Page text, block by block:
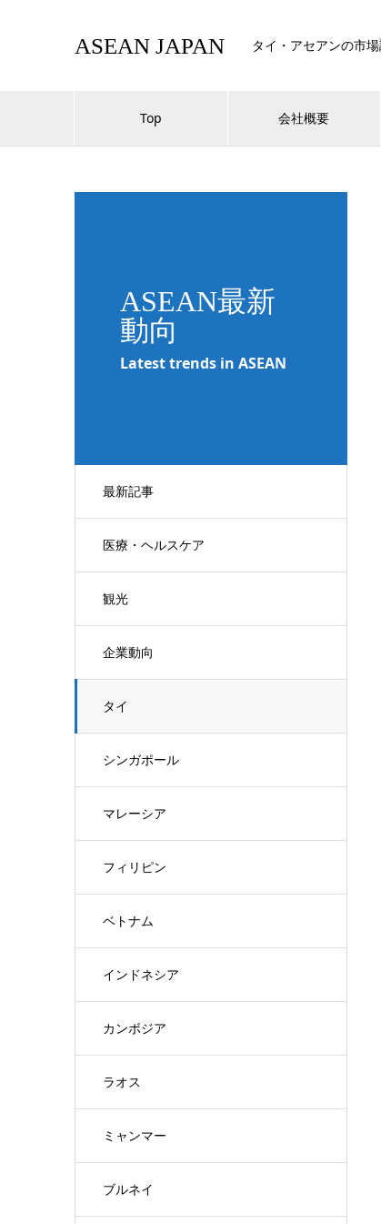
ASEAN JAPAN タイ・アセアンの市
Top 会社概要
ASEAN最新
動向
Latest trends in ASEAN
最新記事
医療・ヘルスケア
観光
企業動向
タイ
シンガポール
マレーシア
フィリピン
ベトナム
インドネシア
カンボジア
ラオス
ミャンマー
ブルネイ